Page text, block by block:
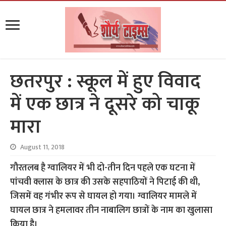
छतरपुर : स्कूल में हुए विवाद
में एक छात्र ने दूसरे को चाकू
मारा
August 11, 2018
गौरतलब है ग्वालियर में भी दो-तीन दिन पहले एक घटना में
पांचवी क्लास के छात्र की उसके सहपाठियों ने पिटाई की थी,
जिसमें वह गंभीर रूप से घायल हो गया। ग्वालियर मामले में
घायल छात्र ने हमलावर तीन नाबालिग छात्रों के नाम का खुलासा